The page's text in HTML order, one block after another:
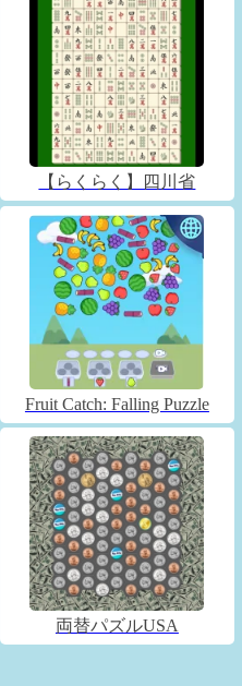
【らくらく】四川省
Fruit Catch: Falling Puzzle
両替パズルUSA